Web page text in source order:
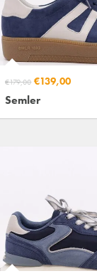
€179,00 €139,00
Semler